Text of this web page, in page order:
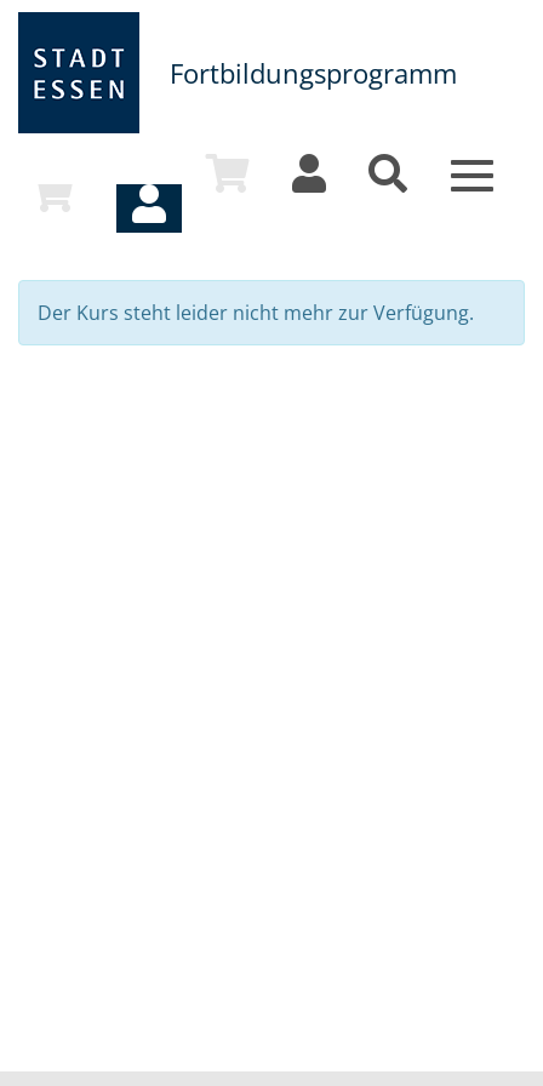
Fortbildungsprogramm
Toggle
Der Kurs steht leider nicht mehr zur Verfügung.